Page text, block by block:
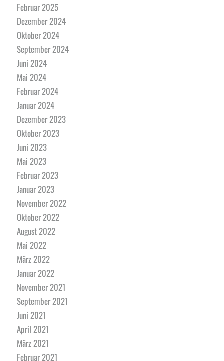
Februar 2025
Dezember 2024
Oktober 2024
September 2024
Juni 2024
Mai 2024
Februar 2024
Januar 2024
Dezember 2023
Oktober 2023
Juni 2023
Mai 2023
Februar 2023
Januar 2023
November 2022
Oktober 2022
August 2022
Mai 2022
März 2022
Januar 2022
November 2021
September 2021
Juni 2021
April 2021
März 2021
Februar 2021